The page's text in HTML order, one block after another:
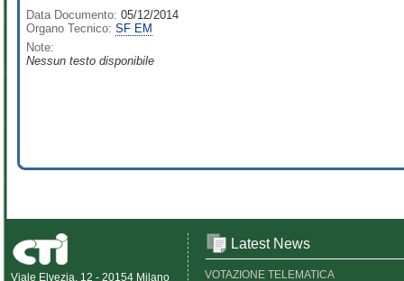
Data Documento: 05/12/2014
Organo Tecnico: SF EM
Note:
Nessun testo disponibile
Viale Elvezia, 12 - 20154 Milano
Latest News
VOTAZIONE TELEMATICA